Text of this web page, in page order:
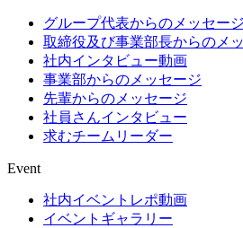
グループ代表からのメッセージ
取締役及び事業部長からのメ
社内インタビュー動画
事業部からのメッセージ
先輩からのメッセージ
社員さんインタビュー
求むチームリーダー
Event
社内イベントレポ動画
イベントギャラリー